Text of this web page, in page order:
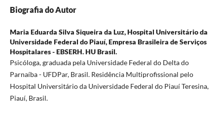
Biografia do Autor
Maria Eduarda Silva Siqueira da Luz,Hospital Universitário da
Universidade Federal do Piauí, Empresa Brasileira de Serviços
Hospitalares - EBSERH. HU Brasil.
Psicóloga, graduada pela Universidade Federal do Delta do
Parnaíba - UFDPar, Brasil. Residência Multiprofissional pelo
Hospital Universitário da Universidade Federal do Piauí Teresina,
Piauí, Brasil.